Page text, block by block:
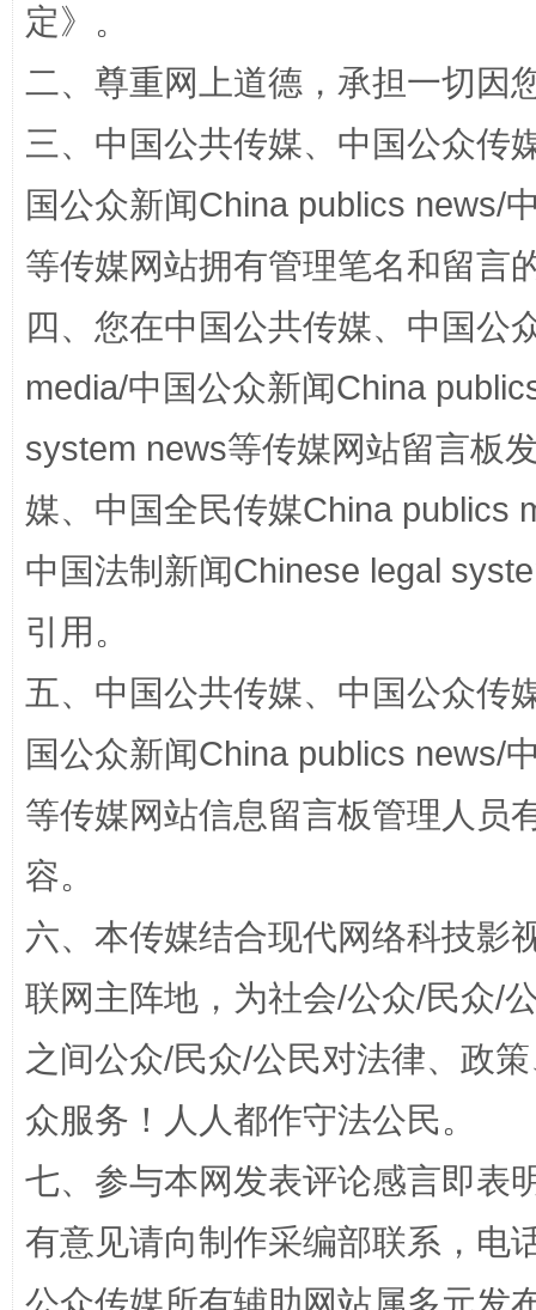
国家大学科技园优化重塑工作
“蜀中异人”王建安的艺术幻境
定》。
二、尊重网上道德，承担一切因
三、中国公共传媒、中国公众传
国公众新闻China publics news/
等传媒网站拥有管理笔名和留言
四、您在中国公共传媒、中国公
media/中国公众新闻China
system news等传媒网站留言板
媒、中国全民传媒China publics
中国法制新闻Chinese legal
引用。
五、中国公共传媒、中国公众传
国公众新闻China publics news/
等传媒网站信息留言板管理人员
容。
六、本传媒结合现代网络科技影
联网主阵地，为社会/公众/民众/
之间公众/民众/公民对法律、政
众服务！人人都作守法公民。
七、参与本网发表评论感言即表
有意见请向制作采编部联系，电